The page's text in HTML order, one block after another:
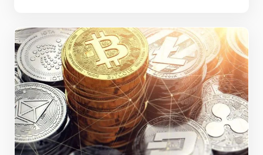
okurlarımıza en doğru bilgiyi sunmaya devam
ediyoruz. vkmfi…